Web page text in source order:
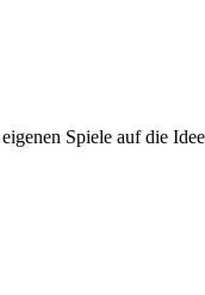
Spiele auf die